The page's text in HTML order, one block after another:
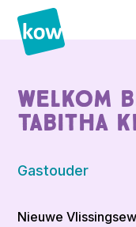
Welkom
Tabitha
Gastouder
Nieuwe